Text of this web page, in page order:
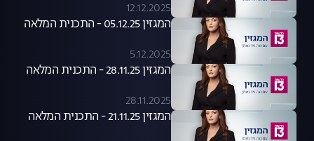
12.12.2025
המגזין 05.12.25 - התכנית המלאה
5.12.2025
המגזין 28.11.25 - התכנית המלאה
28.11.2025
המגזין 21.11.25 - התכנית המלאה